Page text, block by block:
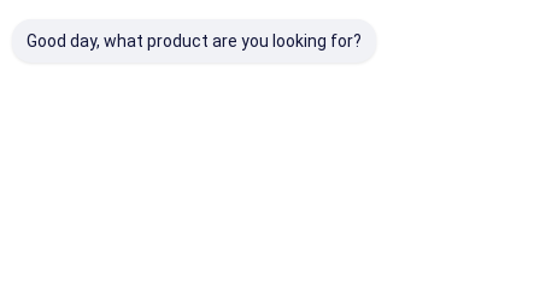
Good day, what product are you looking for?